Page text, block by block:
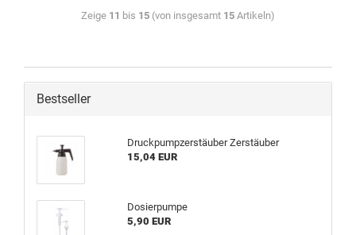
Zeige 11 bis 15 (von insgesamt 15 Artikeln)
Bestseller
Druckpumpzerstäuber Zerstäuber
15,04 EUR
Dosierpumpe
5,90 EUR